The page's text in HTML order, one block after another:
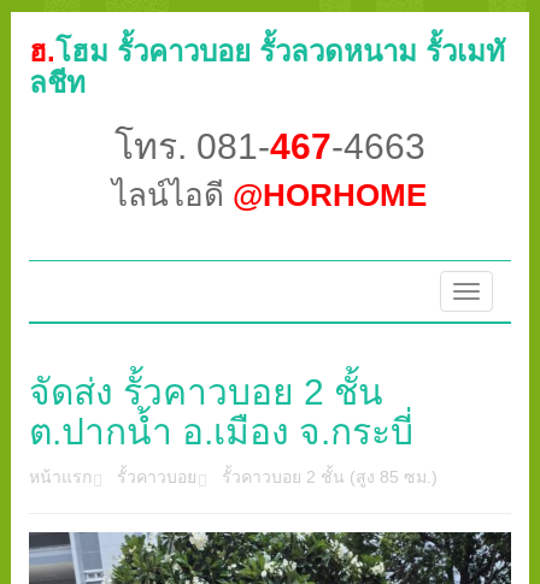
ฮ.โฮม รั้วคาวบอย รั้วลวดหนาม รั้วเมทั
ลชีท
โทร. 081-467-4663
ไลน์ไอดี @HORHOME
Toggle
จัดส่ง รั้วคาวบอย 2 ชั้น
ต.ปากน้ำ อ.เมือง จ.กระบี่
หน้าแรก รั้วคาวบอย รั้วคาวบอย 2 ชั้น (สูง 85 ซม.)